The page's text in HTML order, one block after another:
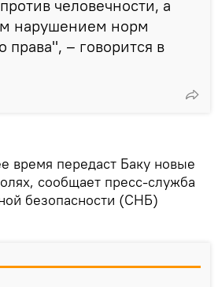
человечности, а
нарушением норм
права", – говорится в
время передаст Баку новые
сообщает пресс-служба
безопасности (СНБ)